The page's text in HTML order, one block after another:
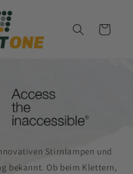
Warenkorb
Stirnlampen und
bekannt. Ob beim Klettern,